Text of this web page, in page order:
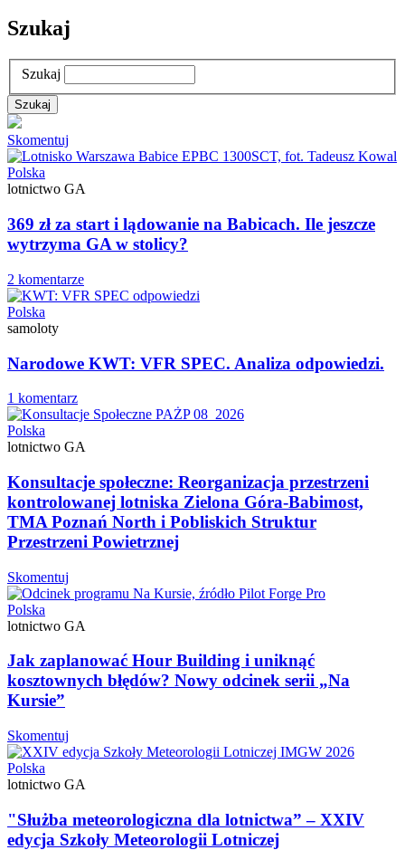
Szukaj
Szukaj
Skomentuj
Polska
lotnictwo GA
369 zł za start i lądowanie na Babicach. Ile jeszcze
wytrzyma GA w stolicy?
2 komentarze
Polska
samoloty
Narodowe KWT: VFR SPEC. Analiza odpowiedzi.
1 komentarz
Polska
lotnictwo GA
Konsultacje społeczne: Reorganizacja przestrzeni
kontrolowanej lotniska Zielona Góra-Babimost,
TMA Poznań North i Pobliskich Struktur
Przestrzeni Powietrznej
Skomentuj
Polska
lotnictwo GA
Jak zaplanować Hour Building i uniknąć
kosztownych błędów? Nowy odcinek serii „Na
Kursie”
Skomentuj
Polska
lotnictwo GA
"Służba meteorologiczna dla lotnictwa” – XXIV
edycja Szkoły Meteorologii Lotniczej